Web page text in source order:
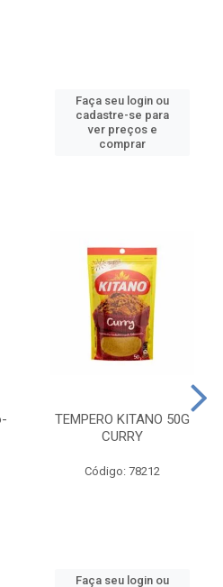
Faça seu login ou
cadastre-se para
ver preços e
comprar
TEMPERO KITANO 50G
CURRY
Código: 78212
Faça seu login ou